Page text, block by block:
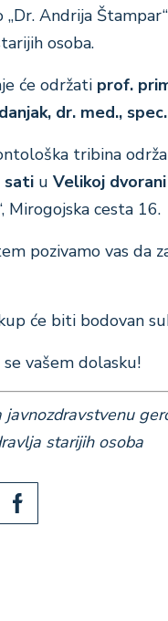
„Dr. Andrija
osoba.
će održati prof.
dr. med.,
tribina
sati uVelikoj dvorani
Mirogojska cesta 16.
pozivamo vas da
će biti bodovan
vašem dolasku!
javnozdravstvenu
starijih osoba